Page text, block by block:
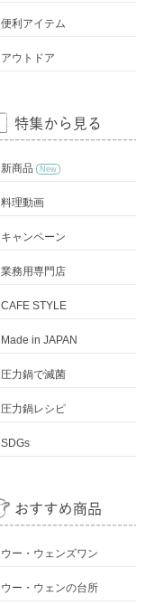
便利アイテム
アウトドア
新商品 New
料理動画
キャンペーン
業務用専門店
CAFE STYLE
Made in JAPAN
圧力鍋で滅菌
圧力鍋レシピ
SDGs
ウー・ウェンズワン
ウー・ウェンの台所